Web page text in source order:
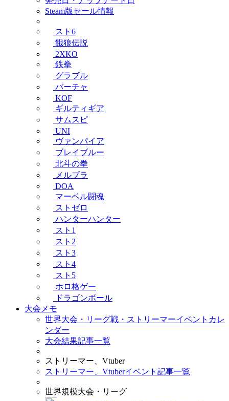
Steam版セール情報
スト6
餓狼伝説
2XKO
鉄拳
グラブル
バーチャ
KOF
ギルティギア
サムスピ
UNI
ヴァンパイア
ブレイブルー
北斗の拳
メルブラ
DOA
マーベル闘魂
ストゼロ
ハンターハンター
スト1
スト2
スト3
スト4
スト5
ホロ格ゲー
ドラゴンボール
大会メモ
世界大会・リーグ戦・ストリーマーイベントカレ
ンダー
大会結果記事一覧
ストリーマー、Vtuber
ストリーマー、Vtuberイベント記事一覧
世界規模大会・リーグ